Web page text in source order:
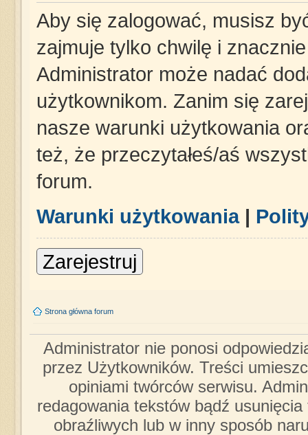
Aby się zalogować, musisz
zajmuje tylko chwilę i
Administrator może nadać
użytkownikom. Zanim się
nasze warunki użytkowania
też, że przeczytałeś/aś
forum.
Warunki użytkowania|
Zarejestruj
Strona główna forum
Administrator nie ponosi
przez Użytkowników. Treści
opiniami twórców serwisu.
redagowania tekstów bądź
obraźliwych lub w inny sposób